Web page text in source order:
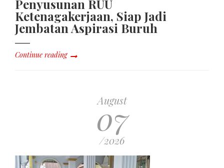
Penyusunan RUU
Ketenagakerjaan, Siap Jadi
Jembatan Aspirasi Buruh
Continue reading
August
07
/2026